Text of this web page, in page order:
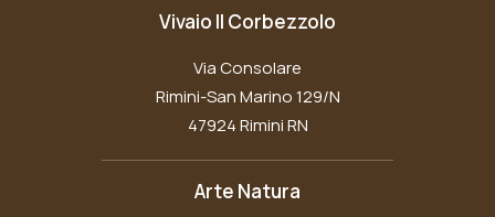
Vivaio Il Corbezzolo
Via Consolare
Rimini-San Marino 129/N
47924 Rimini RN
Arte Natura